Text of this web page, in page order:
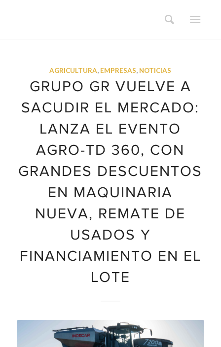
AGRICULTURA, EMPRESAS, NOTICIAS
GRUPO GR VUELVE A
SACUDIR EL MERCADO:
LANZA EL EVENTO
AGRO-TD 360, CON
GRANDES DESCUENTOS
EN MAQUINARIA
NUEVA, REMATE DE
USADOS Y
FINANCIAMIENTO EN EL
LOTE